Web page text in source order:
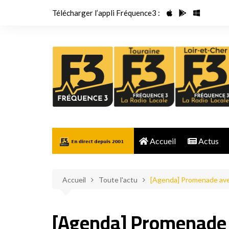
Télécharger l’appli Fréquence3 :
Accueil Actus
Accueil Toute l'actu [Agenda] Promenade